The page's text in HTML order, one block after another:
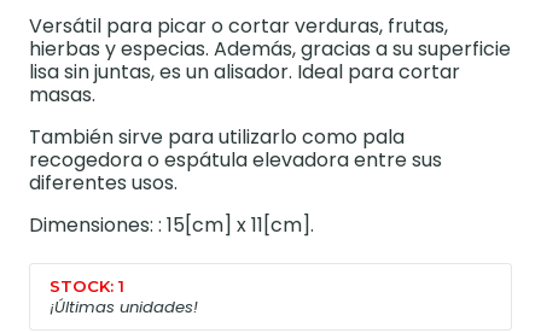
Versátil para picar o cortar verduras, frutas,
hierbas y especias. Además, gracias a su superficie
lisa sin juntas, es un alisador. Ideal para cortar
masas.
También sirve para utilizarlo como pala
recogedora o espátula elevadora entre sus
diferentes usos.
Dimensiones: : 15[cm] x 11[cm].
STOCK: 1
¡Últimas unidades!